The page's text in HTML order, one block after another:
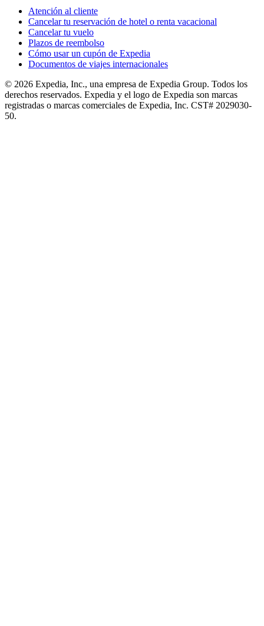
Atención al cliente
Cancelar tu reservación de hotel o renta vacacional
Cancelar tu vuelo
Plazos de reembolso
Cómo usar un cupón de Expedia
Documentos de viajes internacionales
© 2026 Expedia, Inc., una empresa de Expedia Group. Todos los
derechos reservados. Expedia y el logo de Expedia son marcas
registradas o marcas comerciales de Expedia, Inc. CST# 2029030-
50.